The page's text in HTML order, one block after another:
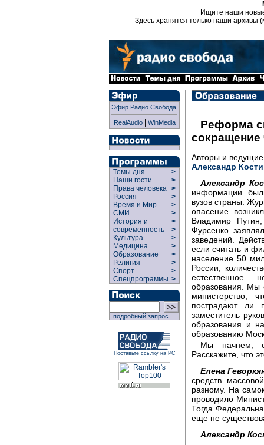
Ищите наши
Здесь хранятся только наши архивы
Эфир Радио Свобода
RealAudio| WinMedia
Темы дня
>
Наши гости
>
Права человека >
Россия
>
Время и Мир
>
СМИ
>
История и
современность
>
>
Культура
>
Медицина
>
Образование
>
Религия
>
Спорт
>
Спецпрограммы >
подробный запрос
Поставьте ссылку на РС
Реформа
сокращение
Авторы и
Александр
Александр
информации
вузов страны.
опасение
Владимир
Фурсенко
заведений.
если считать и
население 50
России,
естественное
образования. Мы
министерство,
пострадают ли
заместитель
образования и
образованию
Мы начнем, с
Расскажите, что
Елена
средств
разному. На
проводило
Тогда
еще не
Александр